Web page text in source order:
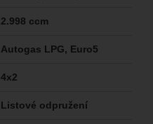
2.998 ccm
Autogas LPG, Euro5
4x2
Listové odpružení